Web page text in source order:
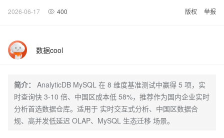
2026-06-17 400 版权 举报
数据cool
简介：
AnalyticDB MySQL 在 8 维度基准测试中赢得 5 项，实
时查询快 3-10 倍、中国区成本低 58%，推荐作为国内企业实时
分析首选数据仓库。适用于 实时交互式分析、中国区数据合
规、高并发低延迟 OLAP、MySQL 生态迁移 场景。